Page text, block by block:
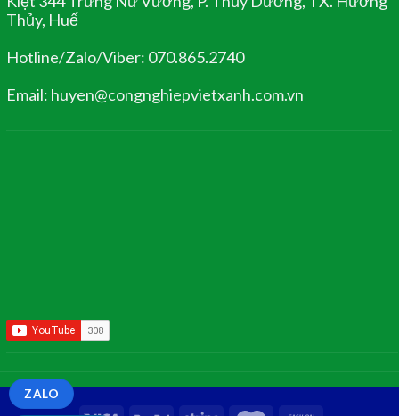
Thủy, Huế
Hotline/Zalo/Viber: 070.865.2740
Email: huyen@congnghiepvietxanh.com.vn
ZALO